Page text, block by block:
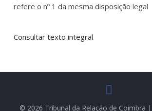
refere o nº 1 da mesma disposição legal
Consultar texto integral
© 2026 Tribunal da Relação de Coimbra